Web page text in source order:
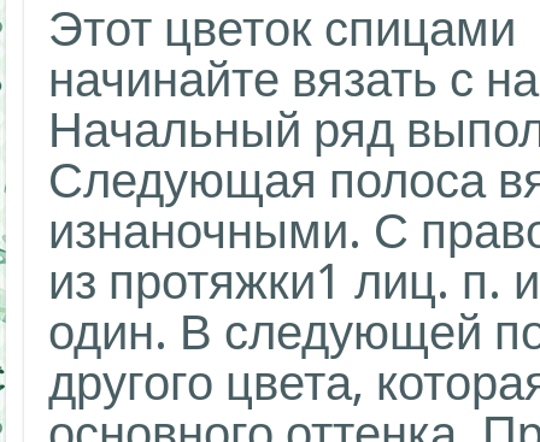
Этот цветок спицами
начинайте вязать с
Начальный ряд
Следующая полоса
изнаночными. С
из протяжки1 лиц. п.
один. В следующей
другого цвета,